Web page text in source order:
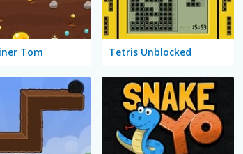
Tom Tetris Unblocked